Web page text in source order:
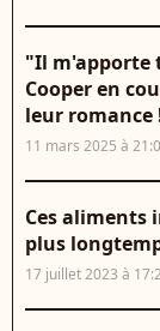
"Il m'apporte
Cooper en
leur romance
11 mars 2025 à
Ces aliments
plus
17 juillet 2023 à